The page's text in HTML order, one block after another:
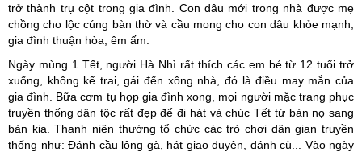
trở thành trụ cột trong gia đình. Con dâu mới trong nhà được mẹ
chồng cho lộc cúng bàn thờ và cầu mong cho con dâu khỏe mạnh,
gia đình thuận hòa, êm ấm.
Ngày mùng 1 Tết, người Hà Nhì rất thích các em bé từ 12 tuổi trở
xuống, không kể trai, gái đến xông nhà, đó là điều may mắn của
gia đình. Bữa cơm tụ họp gia đình xong, mọi người mặc trang phục
truyền thống dân tộc rất đẹp để đi hát và chúc Tết từ bản nọ sang
bản kia. Thanh niên thường tổ chức các trò chơi dân gian truyền
thống như: Đánh cầu lông gà, hát giao duyên, đánh cù... Vào ngày